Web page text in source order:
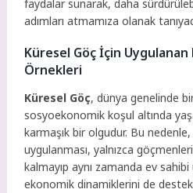
faydalar sunarak, daha
adımları atmamıza olanak
Küresel Göç İçin Uygulanan
Örnekleri
Küresel Göç, dünya genelinde
sosyoekonomik koşul altında
karmaşık bir olgudur. Bu
uygulanması, yalnızca
kalmayıp aynı zamanda ev
ekonomik dinamiklerini de